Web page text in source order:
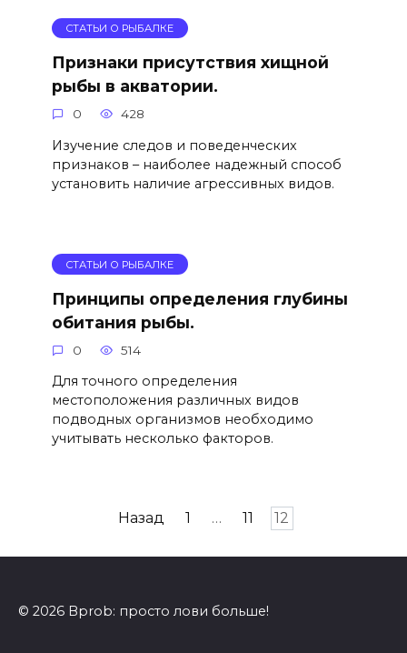
СТАТЬИ О РЫБАЛКЕ
Признаки присутствия хищной
рыбы в акватории.
0 428
Изучение следов и поведенческих
признаков – наиболее надежный способ
установить наличие агрессивных видов.
СТАТЬИ О РЫБАЛКЕ
Принципы определения глубины
обитания рыбы.
0 514
Для точного определения
местоположения различных видов
подводных организмов необходимо
учитывать несколько факторов.
Назад 1 … 11 12
© 2026 Bprob: просто лови больше!